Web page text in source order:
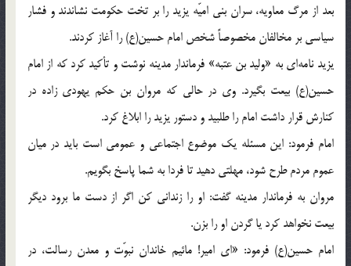
بعد از مرگ معاویه، سران بنی امیّه یزید را بر تخت حکومت نشاندند و فشار
سیاسی بر مخالفان مخصوصاً شخص امام حسین(ع) را آغاز کردند.
یزید نامه‌ای به «ولید بن عتبه» فرماندار مدینه نوشت و تأکید کرد که از امام
حسین(ع) بیعت بگیرد. وی در حالی که مروان بن حکم یهودی زاده در
کنارش قرار داشت امام را طلبید و دستور یزید را ابلاغ کرد.
امام فرمود: این مسئله یک موضوع اجتماعی و عمومی است باید در میان
عموم مردم طرح شود، مهلتی دهید تا فردا به شما پاسخ بگویم.
مروان به فرماندار مدینه گفت: او را زندانی کن اگر از دست ما برود دیگر
بیعت نخواهد کرد یا گردن او را بزن.
امام حسین(ع) فرمود: «ای امیر! مائیم خاندان نبوّت و معدن رسالت، در